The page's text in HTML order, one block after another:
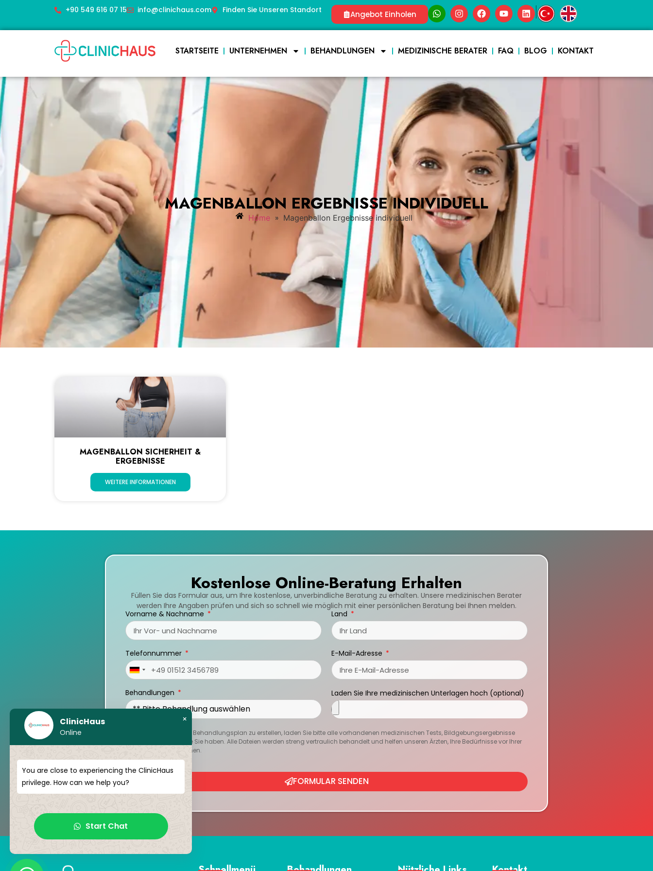
+90 549 616 07 15 info@clinichaus.com Finden Sie Unseren Standort Angebot Einholen |
STARTSEITE UNTERNEHMEN BEHANDLUNGEN MEDIZINISCHE BERATER FAQ BLOG KONTAKT
MAGENBALLON ERGEBNISSE INDIVIDUELL
Home » Magenballon Ergebnisse individuell
MAGENBALLON SICHERHEIT &
ERGEBNISSE
WEITERE INFORMATIONEN
Kostenlose Online-Beratung Erhalten
Füllen Sie das Formular aus, um Ihre kostenlose, unverbindliche Beratung zu erhalten. Unsere medizinischen Berater
werden Ihre Angaben prüfen und sich so schnell wie möglich mit einer persönlichen Beratung bei Ihnen melden.
Vorname & Nachname
Land
Telefonnummer
Germany
E-Mail-Adresse
Behandlungen Laden Sie Ihre medizinischen Unterlagen hoch (optional)
Um Ihren persönlichen Behandlungsplan zu erstellen, laden Sie bitte alle vorhandenen medizinischen Tests, Bildgebungsergebnisse
oder Berichte hoch, die Sie haben. Alle Dateien werden streng vertraulich behandelt und helfen unseren Ärzten, Ihre Bedürfnisse vor Ihrer
Reise besser zu verstehen.
FORMULAR SENDEN
ClinicHaus
Online
×
You are close to experiencing the ClinicHaus
privilege. How can we help you?
Start Chat